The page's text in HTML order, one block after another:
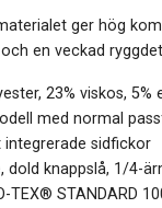
ger hög
en veckad
23% viskos, 5%
med normal
integrerade sidfickor
dold knappslå, 1/4-
TEX® STANDARD